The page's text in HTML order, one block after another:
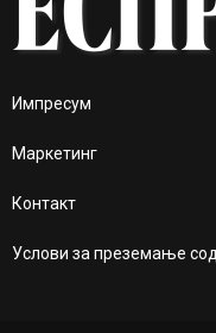
Импресум
Маркетинг
Контакт
Услови за преземање